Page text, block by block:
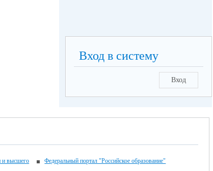
Вход в систему
Вход
и высшего
Федеральный портал "Российское образование"